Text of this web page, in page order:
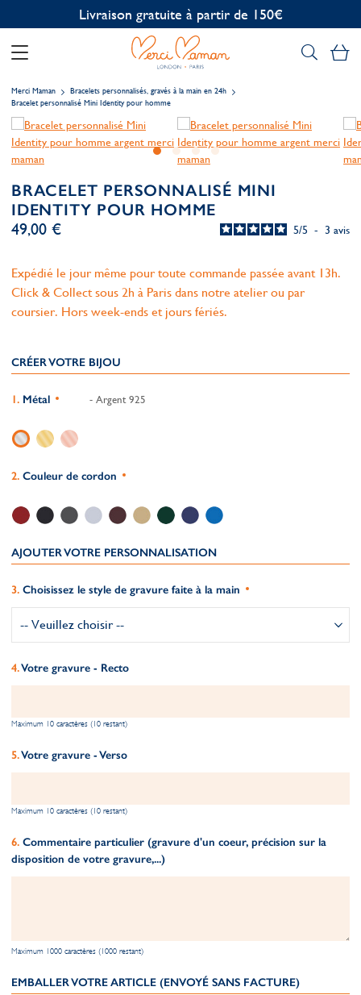
Personnalisation offerte
Merci Maman
Bracelets personnalisés, gravés à la main en 24h
Bracelet personnalisé Mini Identity pour homme
BRACELET PERSONNALISÉ MINI
IDENTITY POUR HOMME
5/5 - 3 avis
49,00 €
Expédié le jour même pour toute commande passée avant 13h.
Click & Collect sous 2h à Paris dans notre atelier ou par
coursier. Hors week-ends et jours fériés.
CRÉER VOTRE BIJOU
Métal - Argent 925
Couleur de cordon
AJOUTER VOTRE PERSONNALISATION
Choisissez le style de gravure faite à la main
Votre gravure - Recto
Maximum 10 caractères (10 restant)
Votre gravure - Verso
Maximum 10 caractères (10 restant)
Commentaire particulier (gravure d'un coeur, précision sur la
disposition de votre gravure,...)
Maximum 1000 caractères (1000 restant)
EMBALLER VOTRE ARTICLE (ENVOYÉ SANS FACTURE)